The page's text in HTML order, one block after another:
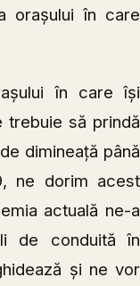
orașului în care
în care își
să prindă
dimineață până
ne dorim acest
actuală ne-a
de conduită în
și ne vor